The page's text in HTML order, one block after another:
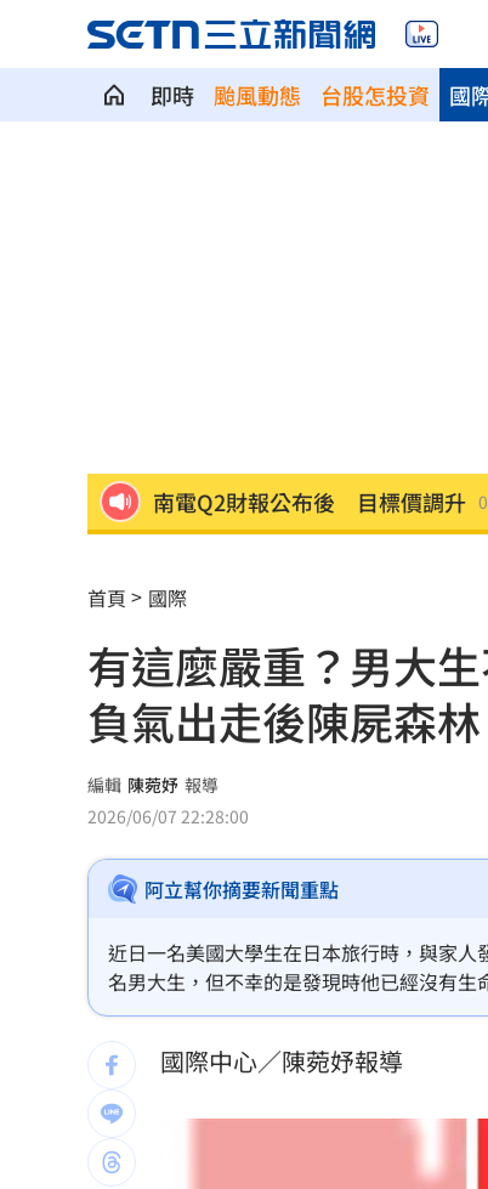
即時 颱風動態 台股怎投資 國
南電Q2財報公布後 目標價調升
費仔確定成自由球員 下一步動向
米蘭達離婚奧蘭多布魯13年！罕談
美制裁杜拜加密幣交所！控助伊朗
美就業數據爆冷 這信號Fed升息警
梅西父親病逝享壽68歲 一路陪伴
5登山客2025年雪崩失蹤 尼泊爾
喝錯傷身！營養師整理喝咖啡「7
拆監獄家書見「叫別人老婆」人妻
ETF存到2千萬退休！他因1封信重
社宅包租爆糾紛 房客控業者硬闖
首頁 國際
有這麼嚴重？男大
負氣出走後陳屍森林
編輯 陳菀妤 報導
2026/06/07 22:28:00
阿立幫你摘要新聞重點
近日一名美國大學生在日本旅行時，與家
名男大生，但不幸的是發現時他已經沒有生
國際中心／陳菀妤報導